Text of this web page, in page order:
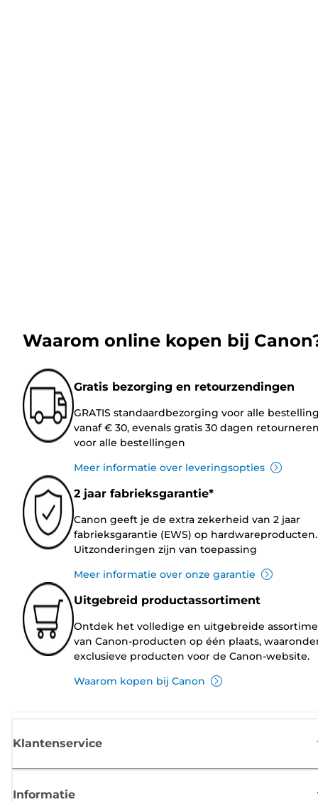
Waarom online kopen bij
Gratis bezorging en retourzendingen
GRATIS standaardbezorging voor alle
vanaf € 30, evenals gratis 30 dagen
voor alle bestellingen
Meer informatie over leveringsopties
2 jaar fabrieksgarantie*
Canon geeft je de extra zekerheid van 2 jaar
fabrieksgarantie (EWS) op hardwareproducten.
Uitzonderingen zijn van toepassing
Meer informatie over onze garantie
Uitgebreid productassortiment
Ontdek het volledige en uitgebreide
van Canon-producten op één plaats,
exclusieve producten voor de Canon-website.
Waarom kopen bij Canon
Klantenservice
Informatie